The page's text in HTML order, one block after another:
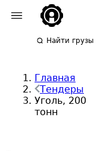
Найти грузы
Главная
Тендеры
Уголь, 200
тонн